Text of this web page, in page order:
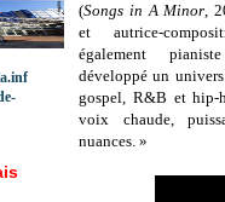
(Songs in A Minor,
et autrice-
également
développé un
gospel, R&B et hip-
voix chaude,
nuances. »